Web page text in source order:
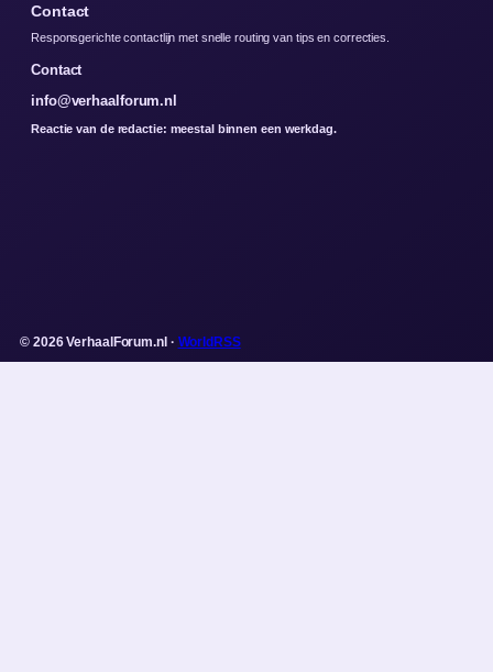
Contact
Responsgerichte contactlijn met snelle routing van tips en correcties.
Contact
info@verhaalforum.nl
Reactie van de redactie: meestal binnen een werkdag.
© 2026 VerhaalForum.nl · WorldRSS